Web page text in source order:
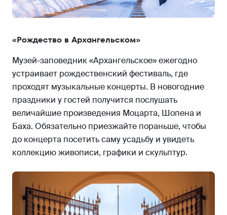
«Рождество в Архангельском»
Музей-заповедник «Архангельское» ежегодно
устраивает рождественский фестиваль, где
проходят музыкальные концерты. В новогодние
праздники у гостей получится послушать
величайшие произведения Моцарта, Шопена и
Баха. Обязательно приезжайте пораньше, чтобы
до концерта посетить саму усадьбу и увидеть
коллекцию живописи, графики и скульптур.